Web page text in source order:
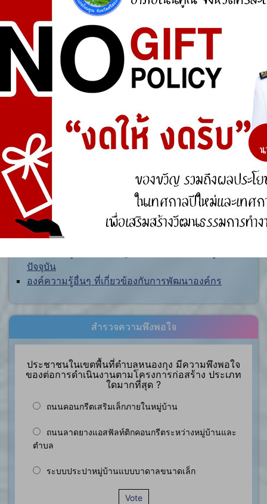
ศูนย์ร้องเรียน
สำนักงานคณะกรรมการป้องกันและปราบปรามการ
สำนักงานคณะกรรมการป้องกันและปราบปรามการ
ทุจริตในภาครัฐ
การจัดการความรู้ (KM)
องค์ความรู้ที่สนับสนุน วิสัยทัศน์ พันธกิจ ยุทธศาสตร์
ขององค์กร
องค์ความรู้จากประสบการณ์ที่องค์กรได้สั่งสมมา
ปัจจุบัน
องค์ความรู้อื่นๆ ที่เกี่ยวข้องกับการพัฒนาองค์กร
สำรวจความพึงพอใจ
ประชาชนในเขตพื้นที่ตำบลหนองกุง มีความพึงพอใจ
ของต่อการดำเนินงานตามโครงการก่อสร้าง ประเภท
ใดมากที่สุด ?
ถนนคอนกรีตเสริมเล็กภายในหมู่บ้าน
ถนนลาดยางแอสฟัลท์ติกคอนกรีตระหว่างหมู่บ้านและ
ตำบล
ระบบประปาหมู่บ้านแบบบาดาลขนาดเล็ก
Vote